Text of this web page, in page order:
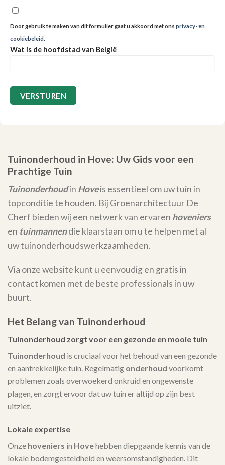
Door gebruik te maken van dit formulier gaat u akkoord met ons privacy- en
cookiebeleid.
Wat is de hoofdstad van België
Tuinonderhoud in Hove: Uw Gids voor een
Prachtige Tuin
Tuinonderhoudin Hoveis essentieel om uw tuin in
topconditie te houden. Bij Groenarchitectuur De
Cherf bieden wij een netwerk van ervaren hoveniers
en tuinmannendie klaarstaan om u te helpen met al
uw tuinonderhoudswerkzaamheden.
Via onze website kunt u eenvoudig en gratis in
contact komen met de beste professionals in uw
buurt.
Het Belang van Tuinonderhoud
Tuinonderhoud zorgt voor een gezonde en mooie tuin
Tuinonderhoud is cruciaal voor het behoud van een gezonde
en aantrekkelijke tuin. Regelmatig onderhoud voorkomt
problemen zoals overwoekerd onkruid en ongewenste
plagen, en zorgt ervoor dat uw tuin er altijd op zijn best
uitziet.
Lokale expertise
Onze hoveniers in Hovehebben diepgaande kennis van de
lokale bodemgesteldheid en weersomstandigheden. Dit